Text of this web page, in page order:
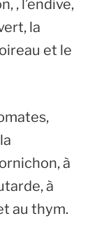
, l’endive,
la
et le
à
à
au thym.